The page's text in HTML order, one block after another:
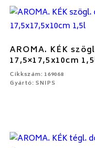
AROMA. KÉK
17,5×17,5x10cm
Cikkszám: 169068
Gyártó: SNIPS